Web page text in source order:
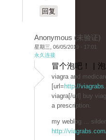
回复
Anonymous (未验证)
星期三, 06/05/2019 - 17:01
永久连接
冒个泡吧！ |
viagra and
[url= http://
viagra[/url] buy
a prescription.
my weblog ...
http://